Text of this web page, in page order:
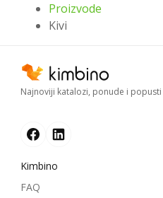
Proizvode
Kivi
Najnoviji katalozi, ponude i popusti
Kimbino
FAQ